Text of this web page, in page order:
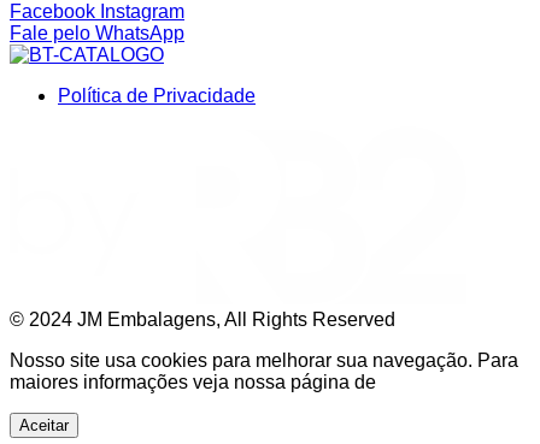
Facebook Instagram
Fale pelo WhatsApp
Política de Privacidade
© 2024 JM Embalagens, All Rights Reserved
Nosso site usa cookies para melhorar sua navegação. Para
maiores informações veja nossa página de
Aceitar